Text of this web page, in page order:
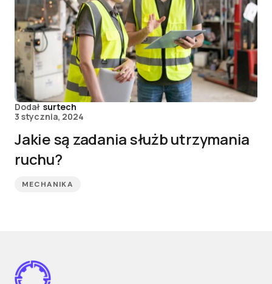
Dodał surtech
3 stycznia, 2024
Jakie są zadania służb utrzymania
ruchu?
MECHANIKA